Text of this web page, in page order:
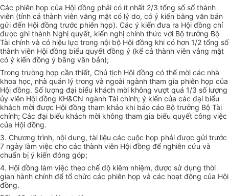
Các phiên họp của Hội đồng phải có ít nhất 2/3 tổng số số thành
viên (tính cả thành viên vắng mặt có lý do, có ý kiến bằng văn bản
gửi đến Hội đồng trước phiên họp). Các ý kiến đưa ra Hội đồng chỉ
được ghi thành Nghị quyết, kiến nghị chính thức với Bộ trưởng Bộ
Tài chính và có hiệu lực trong nội bộ Hội đồng khi có hơn 1/2 tổng số
thành viên Hội đồng biểu quyết đồng ý (kể cả thành viên vắng mặt
có ý kiến đồng ý bằng văn bản);
Trong trường hợp cần thiết, Chủ tịch Hội đồng có thể mời các nhà
khoa học, nhà quản lý trong và ngoài ngành tham gia phiên họp của
Hội đồng. Số lượng đại biểu khách mời không vượt quá 1/3 số lượng
ủy viên Hội đồng KH&CN ngành Tài chính; ý kiến của các đại biểu
khách mời được Hội đồng tham khảo khi báo cáo Bộ trưởng Bộ Tài
chính; Các đại biểu khách mời không tham gia biểu quyết công việc
của Hội đồng.
3. Chương trình, nội dung, tài liệu các cuộc họp phải được gửi trước
7 ngày làm việc cho các thành viên Hội đồng để nghiên cứu và
chuẩn bị ý kiến đóng góp;
4. Hội đồng làm việc theo chế độ kiêm nhiệm, được sử dụng thời
gian hành chính để tổ chức các phiên họp và các hoạt động của Hội
đồng.